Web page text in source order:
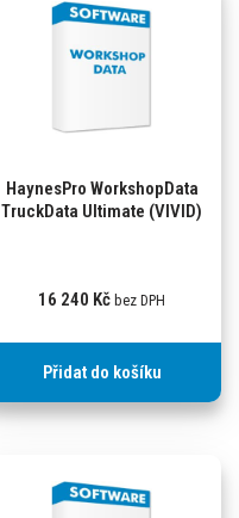
HaynesPro WorkshopData
TruckData Ultimate (VIVID)
16 240 Kč bez DPH
Přidat do košíku